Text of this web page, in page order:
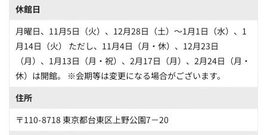
休館日
月曜日、11月5日（火）、12月28日（土）～1月1日（水）、1
月14日（火） ただし、11月4日（月・休）、12月23日
（月）、1月13日（月・祝）、2月17日（月）、2月24日（月・
休）は開館。 ※会期等は変更になる場合がございます。
住所
〒110-8718 東京都台東区上野公園7－20